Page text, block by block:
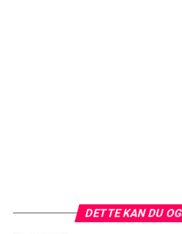
DETTE KAN DU